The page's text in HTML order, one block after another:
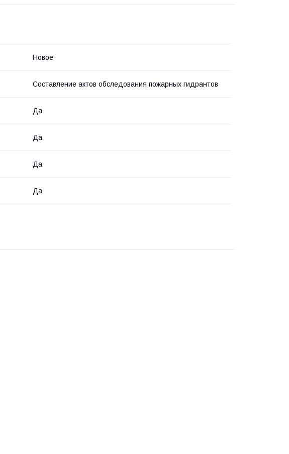
Новое
Составление актов обследования пожарных гидрантов
Да
Да
Да
Да